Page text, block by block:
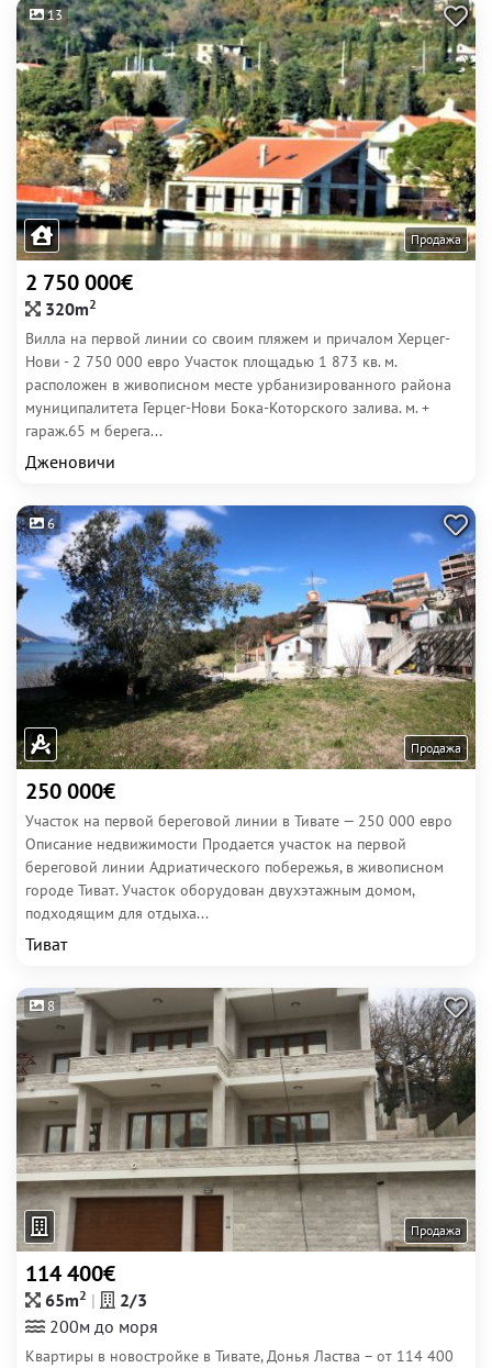
13
Продажа
2 750 000€
320m2
Вилла на первой линии со своим пляжем и причалом Херцег-
Нови - 2 750 000 евро Участок площадью 1 873 кв. м.
расположен в живописном месте урбанизированного района
муниципалитета Герцег-Нови Бока-Которского залива. м. +
гараж.65 м берега...
Дженовичи
6
Продажа
250 000€
Участок на первой береговой линии в Тивате — 250 000 евро
Описание недвижимости Продается участок на первой
береговой линии Адриатического побережья, в живописном
городе Тиват. Участок оборудован двухэтажным домом,
подходящим для отдыха...
Тиват
8
Продажа
114 400€
65m2
2/3
200м до моря
Квартиры в новостройке в Тивате, Донья Ластва – от 114 400